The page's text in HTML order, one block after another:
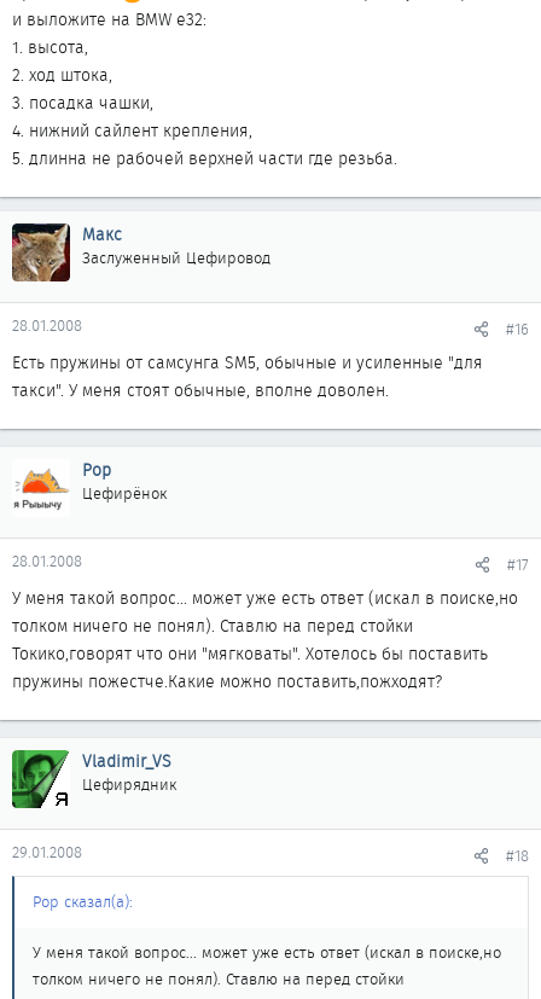
и выложите на BMW e32:
1. высота,
2. ход штока,
3. посадка чашки,
4. нижний сайлент крепления,
5. длинна не рабочей верхней части где резьба.
Макс
Заслуженный Цефировод
28.01.2008 #16
Есть пружины от самсунга SM5, обычные и усиленные "для
такси". У меня стоят обычные, вполне доволен.
Pop
Цефирёнок
28.01.2008 #17
У меня такой вопрос... может уже есть ответ (искал в поиске,но
толком ничего не понял). Ставлю на перед стойки
Токико,говорят что они "мягковаты". Хотелось бы поставить
пружины пожестче.Какие можно поставить,пожходят?
Vladimir_VS
Цефирядник
29.01.2008 #18
Pop сказал(а):
У меня такой вопрос... может уже есть ответ (искал в поиске,но
толком ничего не понял). Ставлю на перед стойки